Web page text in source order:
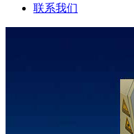
联系我们